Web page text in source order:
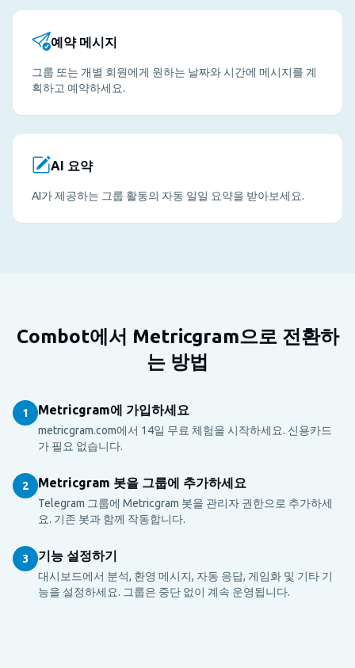
예약 메시지
그룹 또는 개별 회원에게 원하는 날짜와 시간에 메시지를 계
획하고 예약하세요.
AI 요약
AI가 제공하는 그룹 활동의 자동 일일 요약을 받아보세요.
Combot에서 Metricgram으로 전환하
는 방법
1 Metricgram에 가입하세요
metricgram.com에서 14일 무료 체험을 시작하세요. 신용카드
가 필요 없습니다.
2 Metricgram 봇을 그룹에 추가하세요
Telegram 그룹에 Metricgram 봇을 관리자 권한으로 추가하세
요. 기존 봇과 함께 작동합니다.
3 기능 설정하기
대시보드에서 분석, 환영 메시지, 자동 응답, 게임화 및 기타 기
능을 설정하세요. 그룹은 중단 없이 계속 운영됩니다.